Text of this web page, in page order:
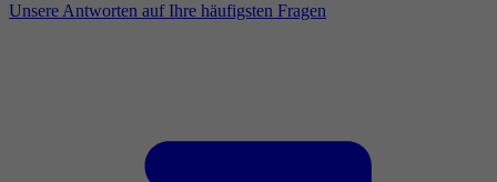
Unsere Antworten auf Ihre häufigsten Fragen